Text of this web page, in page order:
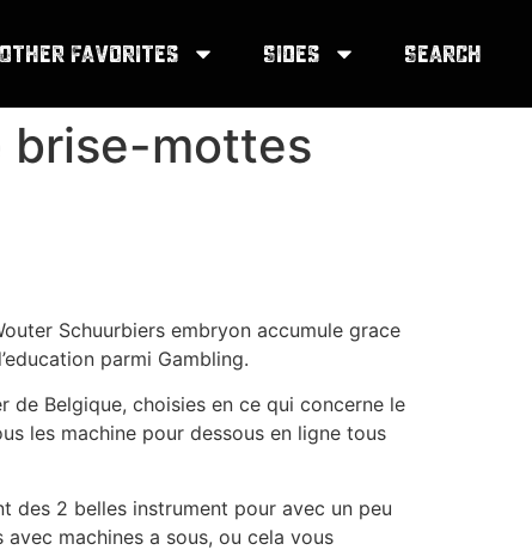
Other Favorites Sides Search
brise-mottes
Schuurbiers embryon accumule grace
parmi Gambling.
de Belgique, choisies en ce qui concerne le
les machine pour dessous en ligne tous
des 2 belles instrument pour avec un peu
machines a sous, ou cela vous